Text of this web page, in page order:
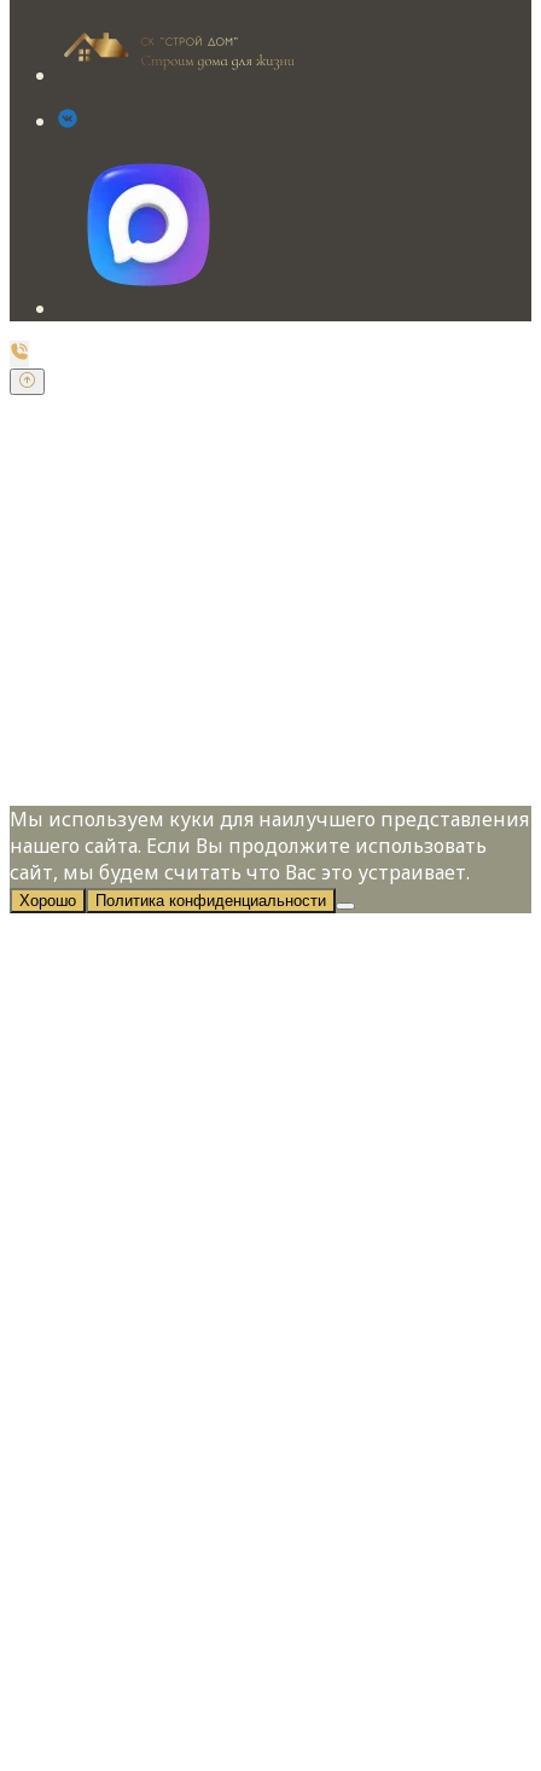
Мы используем куки для наилучшего представления
нашего сайта. Если Вы продолжите использовать
сайт, мы будем считать что Вас это устраивает.
Хорошо Политика конфиденциальности